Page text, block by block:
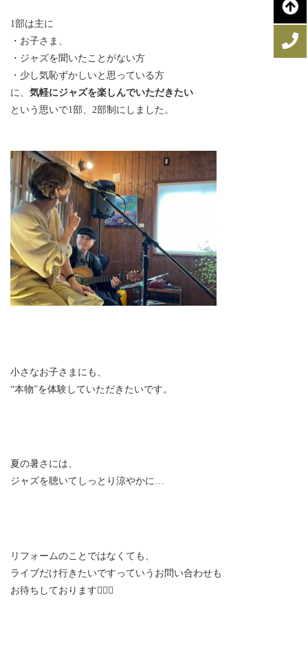
1部は主に
・お子さま、
・ジャズを聞いたことがない方
・少し気恥ずかしいと思っている方
に、 気軽にジャズを楽しんでいただきたい
という思いで1部、2部制にしました。
小さなお子さまにも、
“本物”を体験していただきたいです。
夏の暑さには、
ジャズを聴いてしっとり涼やかに…
リフォームのことではなくても、
ライブだけ行きたいですっていうお問い合わせも
お待ちしております💁🏻‍♀️